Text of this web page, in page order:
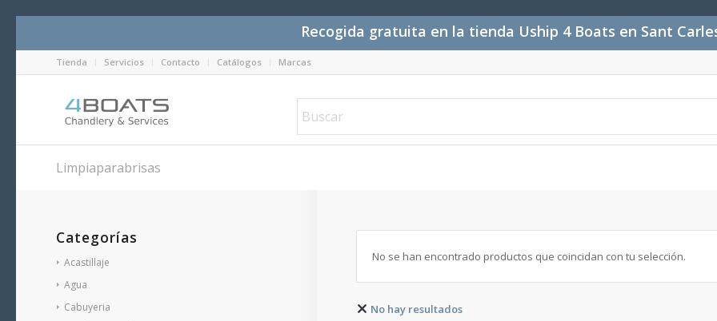
Recogida gratuita en la tienda Uship 4 Boats en Sant
Tienda Servicios Contacto Catálogos Marcas
Limpiaparabrisas
No se han encontrado productos que coincidan con tu selección.
No hay resultados
Categorías
Acastillaje
Agua
Cabuyeria